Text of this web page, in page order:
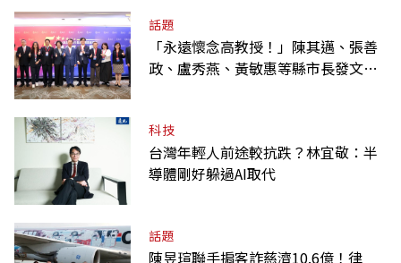
話題
「永遠懷念高教授！」陳其邁、張善
政、盧秀燕、黃敏惠等縣市長發文弔
科技
台灣年輕人前途較抗跌？林宜敬：半
導體剛好躲過AI取代
話題
陳昱瑄聯手掮客詐慈濟10.6億！律